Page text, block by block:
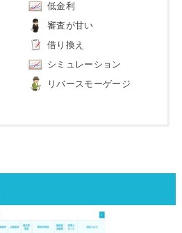
低金利
審査が甘い
借り換え
シミュレーション
リバースモーゲージ